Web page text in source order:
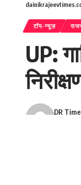
टॉप-न्यूज़
UP:
DR